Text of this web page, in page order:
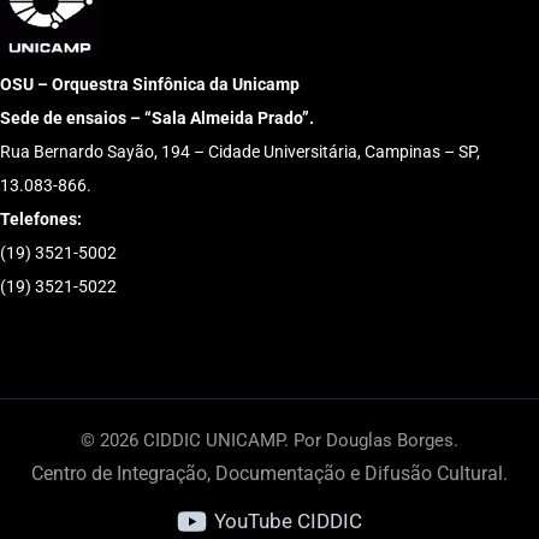
OSU – Orquestra Sinfônica da Unicamp
Sede de ensaios – “Sala Almeida Prado”.
Rua Bernardo Sayão, 194 – Cidade Universitária, Campinas – SP,
13.083-866.
Telefones:
(19) 3521-5002
(19) 3521-5022
© 2026 CIDDIC UNICAMP. Por Douglas Borges.
Centro de Integração, Documentação e Difusão Cultural.
YouTube CIDDIC